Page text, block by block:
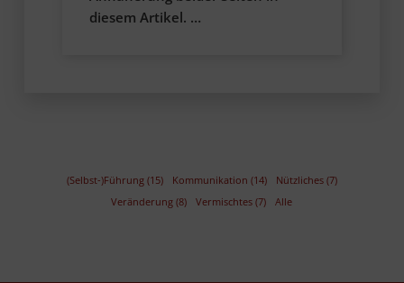
diesem Artikel. …
(Selbst-)Führung (15) Kommunikation (14)
Nützliches (7)
Veränderung (8)
Vermischtes (7) Alle